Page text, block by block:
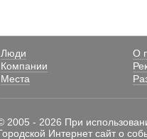
Люди
О
Компании
Места
2005 - 2026 При
Интернет сайт о